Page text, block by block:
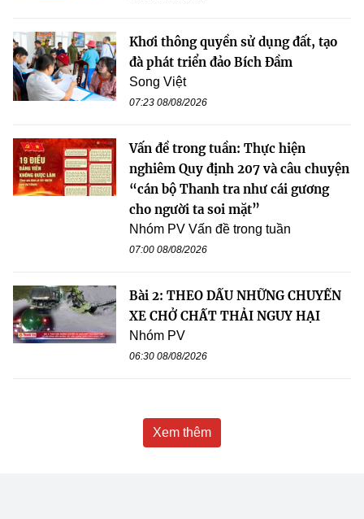
Khơi thông quyền sử dụng đất, tạo
đà phát triển đảo Bích Đầm
Song Việt
07:23 08/08/2026
Vấn đề trong tuần: Thực hiện
nghiêm Quy định 207 và câu chuyện
“cán bộ Thanh tra như cái gương
cho người ta soi mặt”
Nhóm PV Vấn đề trong tuần
07:00 08/08/2026
Bài 2: THEO DẤU NHỮNG CHUYẾN
XE CHỞ CHẤT THẢI NGUY HẠI
Nhóm PV
06:30 08/08/2026
Xem thêm